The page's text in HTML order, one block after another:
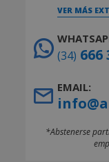
VER MÁS
(34) 666
EMAIL:
*Abstenerse